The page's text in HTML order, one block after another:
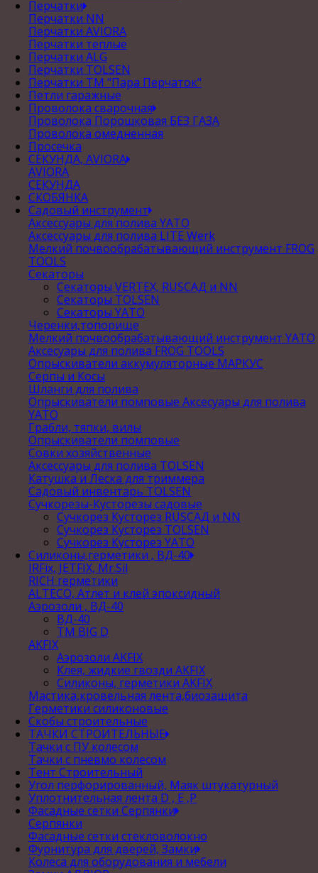
Перчатки
Перчатки NN
Перчатки AVIORA
Перчатки теплые
Перчатки ALG
Перчатки TOLSEN
Перчатки ТМ "Пара Перчаток"
Петли гаражные
Проволока сварочная
Проволока Порошковая БЕЗ ГАЗА
Проволока омедненная
Просечка
СЕКУНДА, AVIORA
AVIORA
СЕКУНДА
СКОБЯНКА
Садовый инструмент
Аксессуары для полива YATO
Аксессуары для полива LITE Werk
Мелкий почвообрабатывающий инструмент FROG
TOOLS
Секаторы
Секаторы VERTEX, RUSСАД и NN
Секаторы TOLSEN
Секаторы YATO
Черенки,топорище
Мелкий почвообрабатывающий инструмент YATO
Аксесуары для полива FROG TOOLS
Опрыскиватели аккумуляторные МАРКУС
Серпы и Косы
Шланги для полива
Опрыскиватели помповые Аксесуары для полива
YATO
Грабли, тяпки, вилы
Опрыскиватели помповые
Совки хозяйственные
Аксессуары для полива TOLSEN
Катушка и Леска для триммера
Садовый инвентарь TOLSEN
Сучкорезы-Кусторезы садовые
Сучкорез Кусторез RUSСАД и NN
Сучкорез Кусторез TOLSEN
Сучкорез Кусторез YATO
Силиконы,герметики , ВД-40
IRFix, JETFIX, Mr.Sil
RICH герметики
ALTECO, Атлет и клей эпоксидный
Аэрозоли , ВД-40
ВД-40
TM BIG D
AKFIX
Аэрозоли AKFIX
Клея, жидкие гвозди AKFIX
Силиконы, герметики AKFIX
Мастика,кровельная лента,биозащита
Герметики силиконовые
Скобы строительные
ТАЧКИ СТРОИТЕЛЬНЫЕ
Тачки с ПУ колесом
Тачки с пневмо колесом
Тент Строительный
Угол перфорированный, Маяк штукатурный
Уплотнительная лента D , Е ,P
Фасадные сетки Серпянки
Серпянки
Фасадные сетки стекловолокно
Фурнитура для дверей, Замки
Колеса для оборудования и мебели